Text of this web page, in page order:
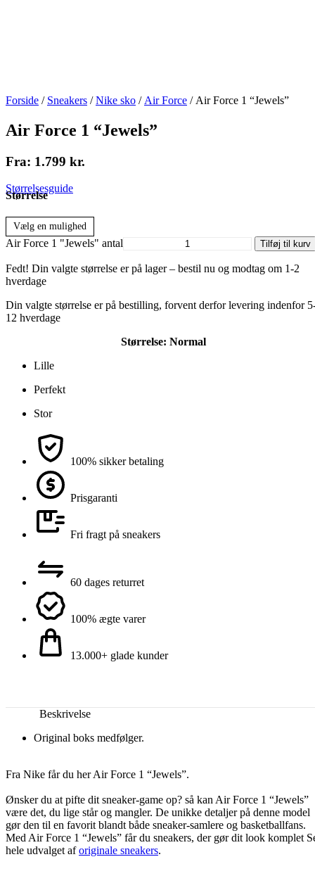
Forside / Sneakers /Nike sko / Air Force / Air Force 1 “Jewels”
Air Force 1 “Jewels”
Fra: 1.799 kr.
Størrelsesguide
Størrelse
Vælg en mulighed
Air Force 1 "Jewels" antal Tilføj til kurv
Fedt! Din valgte størrelse er på lager – bestil nu og modtag om 1-2
hverdage
Din valgte størrelse er på bestilling, forvent derfor levering indenfor
12 hverdage
Størrelse: Normal
Lille
Perfekt
Stor
100% sikker betaling
Prisgaranti
Fri fragt på sneakers
60 dages returret
100% ægte varer
13.000+ glade kunder
Beskrivelse
Original boks medfølger.
Fra Nike får du her Air Force 1 “Jewels”.
Ønsker du at pifte dit sneaker-game op? så kan Air Force 1 “Jewels”
være det, du lige står og mangler. De unikke detaljer på denne model
gør den til en favorit blandt både sneaker-samlere og basketballfans.
Med Air Force 1 “Jewels” får du sneakers, der gør dit look komplet
hele udvalget aforiginale sneakers.